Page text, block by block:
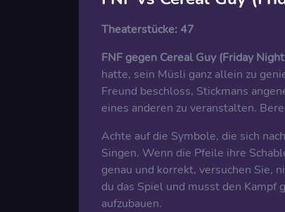
Theaterstücke: 47
FNF gegen Cereal Guy (Friday
hatte, sein Müsli ganz allein zu
Freund beschloss, Stickmans
eines anderen zu veranstalten.
Achte auf die Symbole, die sich
Singen. Wenn die Pfeile ihre
genau und korrekt, versuchen Sie,
du das Spiel und musst den Kampf
aufzubauen.